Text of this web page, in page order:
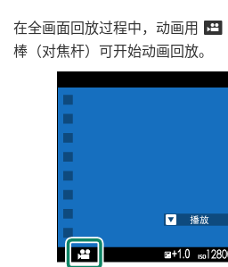
在全画面回放过程中，动画用 W
棒（对焦杆）可开始动画回放。